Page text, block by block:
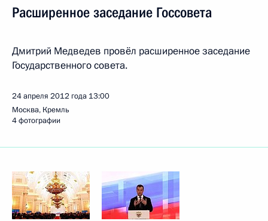
Расширенное заседание Госсовета
Дмитрий Медведев провёл расширенное заседание
Государственного совета.
24 апреля 2012 года 13:00
Москва, Кремль
4 фотографии